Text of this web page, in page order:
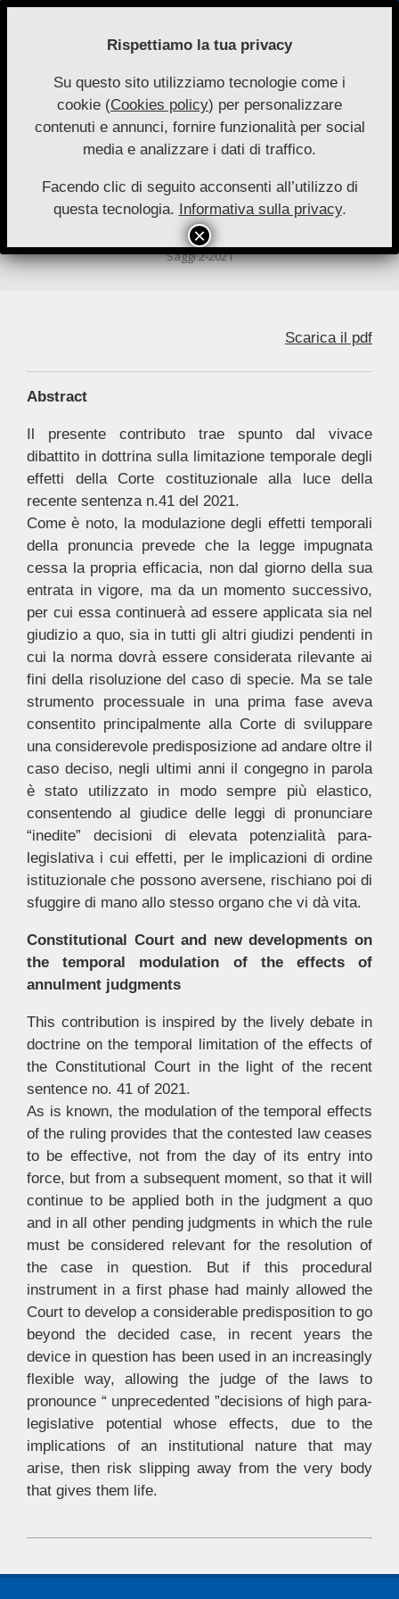
Skip
Nuove
Autonomie
Primary
Navigation
Menu
sulla modulazione temporale degli
effetti delle sentenze di annullamento
On:
Saggi 2-2021
Scarica il pdf
Abstract
Il presente contributo trae spunto dal vivace
dibattito in dottrina sulla limitazione temporale degli
effetti della Corte costituzionale alla luce della
recente sentenza n.41 del 2021.
Come è noto, la modulazione degli effetti temporali
della pronuncia prevede che la legge impugnata
cessa la propria efficacia, non dal giorno della sua
entrata in vigore, ma da un momento successivo,
per cui essa continuerà ad essere applicata sia nel
giudizio a quo, sia in tutti gli altri giudizi pendenti in
cui la norma dovrà essere considerata rilevante ai
fini della risoluzione del caso di specie. Ma se tale
strumento processuale in una prima fase aveva
consentito principalmente alla Corte di sviluppare
una considerevole predisposizione ad andare oltre il
caso deciso, negli ultimi anni il congegno in parola
è stato utilizzato in modo sempre più elastico,
consentendo al giudice delle leggi di pronunciare
“inedite” decisioni di elevata potenzialità para-
legislativa i cui effetti, per le implicazioni di ordine
istituzionale che possono aversene, rischiano poi di
sfuggire di mano allo stesso organo che vi dà vita.
Constitutional Court and new developments on
the temporal modulation of the effects of
annulment judgments
This contribution is inspired by the lively debate in
doctrine on the temporal limitation of the effects of
the Constitutional Court in the light of the recent
sentence no. 41 of 2021.
As is known, the modulation of the temporal effects
of the ruling provides that the contested law ceases
to be effective, not from the day of its entry into
force, but from a subsequent moment, so that it will
continue to be applied both in the judgment a quo
and in all other pending judgments in which the rule
must be considered relevant for the resolution of
the case in question. But if this procedural
instrument in a first phase had mainly allowed the
Court to develop a considerable predisposition to go
beyond the decided case, in recent years the
device in question has been used in an increasingly
flexible way, allowing the judge of the laws to
pronounce “ unprecedented ”decisions of high para-
legislative potential whose effects, due to the
implications of an institutional nature that may
arise, then risk slipping away from the very body
that gives them life.
12-
Rispettiamo la tua privacy
Su questo sito utilizziamo tecnologie come i
cookie (Cookies policy) per personalizzare
contenuti e annunci, fornire funzionalità per social
media e analizzare i dati di traffico.
Facendo clic di seguito acconsenti all’utilizzo di
questa tecnologia. Informativa sulla privacy.